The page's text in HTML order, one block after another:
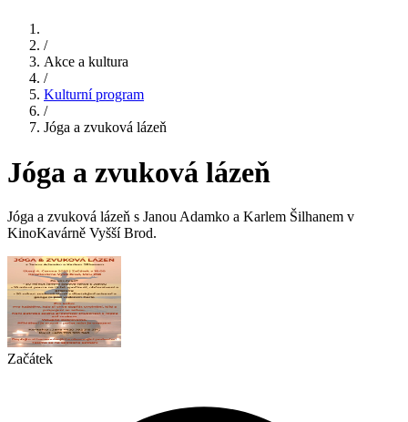
/
Akce a kultura
/
Kulturní program
/
Jóga a zvuková lázeň
Jóga a zvuková lázeň
Jóga a zvuková lázeň s Janou Adamko a Karlem Šilhanem v
KinoKavárně Vyšší Brod.
Začátek